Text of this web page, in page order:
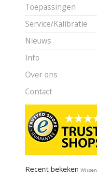
Toepassingen
Service/Kalibratie
Nieuws
Info
Over ons
Contact
Recent bekeken Wissen